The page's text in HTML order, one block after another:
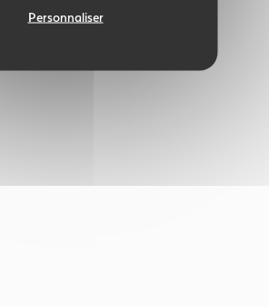
Personnaliser